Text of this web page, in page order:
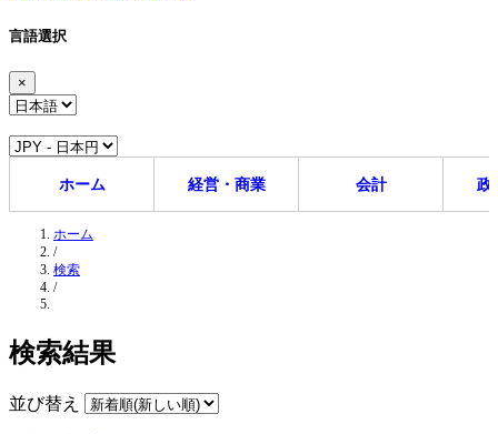
言語選択
×
ホーム 経営・商業 会計 政
ホーム
/
検索
/
検索結果
並び替え